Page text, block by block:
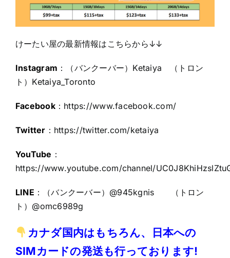
けーたい屋の最新情報はこちらから↓↓
Instagram ：（バンクーバー）Ketaiya （トロン
ト）Ketaiya_Toronto
Facebook： https://www.facebook.com/
Twitter ： https://twitter.com/ketaiya
YouTube ：
https://www.youtube.com/channel/
LINE ：（バンクーバー）@945kgnis （トロン
ト）@omc6989g
カナダ国内はもちろん、日本への
SIMカードの発送も行っております!